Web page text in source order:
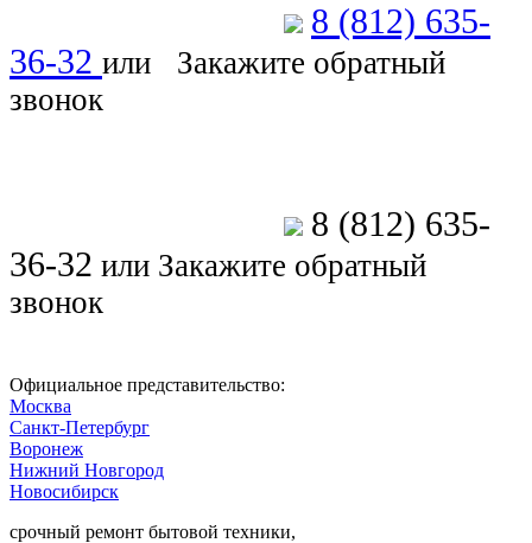
8 (812) 635-
36-32 или
Закажите обратный
звонок
8 (812) 635-
36-32 или Закажите обратный
звонок
Официальное представительство:
Москва
Санкт-Петербург
Воронеж
Нижний Новгород
Новосибирск
срочный ремонт бытовой техники,